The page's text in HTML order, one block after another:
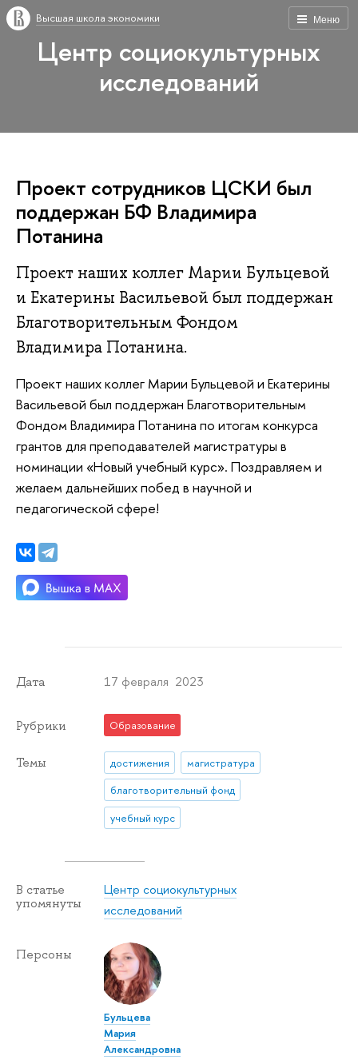
Меню
Высшая школа экономики
Центр социокультурных
исследований
Проект сотрудников ЦСКИ был
поддержан БФ Владимира
Потанина
Проект наших коллег Марии Бульцевой
и Екатерины Васильевой был поддержан
Благотворительным Фондом
Владимира Потанина.
Проект наших коллег Марии Бульцевой и Екатерины
Васильевой был поддержан Благотворительным
Фондом Владимира Потанина по итогам конкурса
грантов для преподавателей магистратуры в
номинации «Новый учебный курс». Поздравляем и
желаем дальнейших побед в научной и
педагогической сфере!
Дата 17 февраля 2023
Рубрики Образование
Темы достижения
магистратура
благотворительный фонд
учебный курс
В статье
упомянуты
Центр социокультурных
исследований
Персоны
Бульцева
Мария
Александровна